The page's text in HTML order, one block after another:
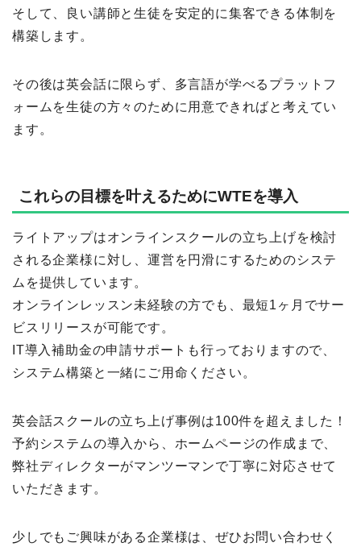
そして、良い講師と生徒を安定的に集客できる体制を
構築します。
その後は英会話に限らず、多言語が学べるプラットフ
ォームを生徒の方々のために用意できればと考えてい
ます。
これらの目標を叶えるためにWTEを導入
ライトアップはオンラインスクールの立ち上げを検討
される企業様に対し、運営を円滑にするためのシステ
ムを提供しています。
オンラインレッスン未経験の方でも、最短1ヶ月でサー
ビスリリースが可能です。
IT導入補助金の申請サポートも行っておりますので、
システム構築と一緒にご用命ください。
英会話スクールの立ち上げ事例は100件を超えました！
予約システムの導入から、ホームページの作成まで、
弊社ディレクターがマンツーマンで丁寧に対応させて
いただきます。
少しでもご興味がある企業様は、ぜひお問い合わせく